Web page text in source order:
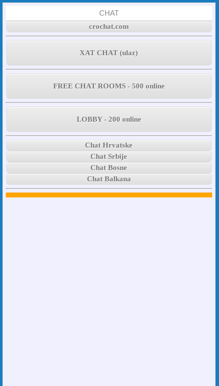
CHAT
crochat.com
XAT CHAT (ulaz)
FREE CHAT ROOMS - 500 online
LOBBY - 200 online
Chat Hrvatske
Chat Srbije
Chat Bosne
Chat Balkana